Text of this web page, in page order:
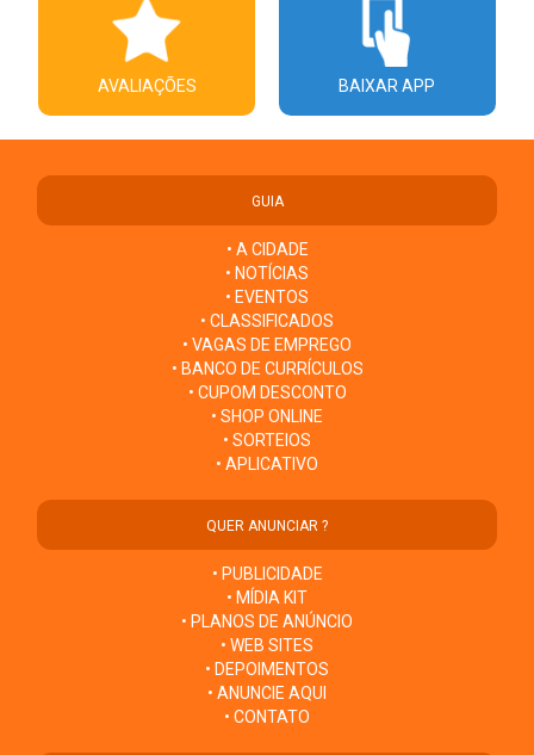
AVALIAÇÕES BAIXAR APP
GUIA
• A CIDADE
• NOTÍCIAS
• EVENTOS
• CLASSIFICADOS
• VAGAS DE EMPREGO
• BANCO DE CURRÍCULOS
• CUPOM DESCONTO
• SHOP ONLINE
• SORTEIOS
• APLICATIVO
QUER ANUNCIAR ?
• PUBLICIDADE
• MÍDIA KIT
• PLANOS DE ANÚNCIO
• WEB SITES
• DEPOIMENTOS
• ANUNCIE AQUI
• CONTATO